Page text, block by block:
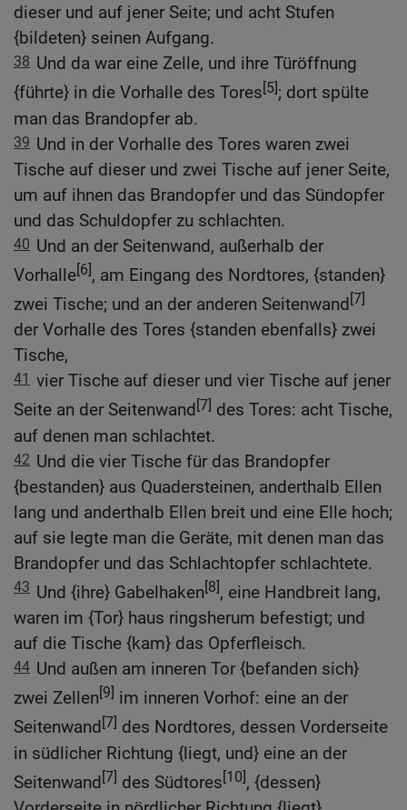
dieser und auf jener Seite; und acht Stufen
{bildeten} seinen Aufgang.
38 Und da war eine Zelle, und ihre Türöffnung
{führte} in die Vorhalle des Tores[5]; dort spülte
man das Brandopfer ab.
39 Und in der Vorhalle des Tores waren zwei
Tische auf dieser und zwei Tische auf jener Seite,
um auf ihnen das Brandopfer und das Sündopfer
und das Schuldopfer zu schlachten.
40 Und an der Seitenwand, außerhalb der
Vorhalle[6], am Eingang des Nordtores, {standen}
zwei Tische; und an der anderen Seitenwand[7]
der Vorhalle des Tores {standen ebenfalls} zwei
Tische,
41 vier Tische auf dieser und vier Tische auf jener
Seite an der Seitenwand[7] des Tores: acht Tische,
auf denen man schlachtet.
42 Und die vier Tische für das Brandopfer
{bestanden} aus Quadersteinen, anderthalb Ellen
lang und anderthalb Ellen breit und eine Elle hoch;
auf sie legte man die Geräte, mit denen man das
Brandopfer und das Schlachtopfer schlachtete.
43 Und {ihre} Gabelhaken[8], eine Handbreit lang,
waren im {Tor} haus ringsherum befestigt; und
auf die Tische {kam} das Opferfleisch.
44 Und außen am inneren Tor {befanden sich}
zwei Zellen[9] im inneren Vorhof: eine an der
Seitenwand[7] des Nordtores, dessen Vorderseite
in südlicher Richtung {liegt, und} eine an der
Seitenwand[7] des Südtores[10], {dessen}